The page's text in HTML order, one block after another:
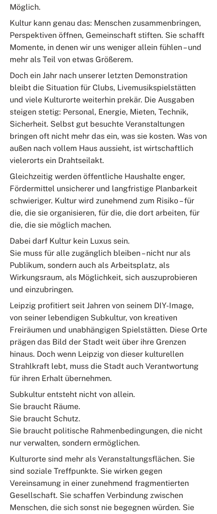
Möglich.
Kultur kann genau das: Menschen zusammenbringen,
Perspektiven öffnen, Gemeinschaft stiften. Sie schafft
Momente, in denen wir uns weniger allein fühlen – und
mehr als Teil von etwas Größerem.
Doch ein Jahr nach unserer letzten Demonstration
bleibt die Situation für Clubs, Livemusikspielstätten
und viele Kulturorte weiterhin prekär. Die Ausgaben
steigen stetig: Personal, Energie, Mieten, Technik,
Sicherheit. Selbst gut besuchte Veranstaltungen
bringen oft nicht mehr das ein, was sie kosten. Was von
außen nach vollem Haus aussieht, ist wirtschaftlich
vielerorts ein Drahtseilakt.
Gleichzeitig werden öffentliche Haushalte enger,
Fördermittel unsicherer und langfristige Planbarkeit
schwieriger. Kultur wird zunehmend zum Risiko – für
die, die sie organisieren, für die, die dort arbeiten, für
die, die sie möglich machen.
Dabei darf Kultur kein Luxus sein.
Sie muss für alle zugänglich bleiben – nicht nur als
Publikum, sondern auch als Arbeitsplatz, als
Wirkungsraum, als Möglichkeit, sich auszuprobieren
und einzubringen.
Leipzig profitiert seit Jahren von seinem DIY-Image,
von seiner lebendigen Subkultur, von kreativen
Freiräumen und unabhängigen Spielstätten. Diese Orte
prägen das Bild der Stadt weit über ihre Grenzen
hinaus. Doch wenn Leipzig von dieser kulturellen
Strahlkraft lebt, muss die Stadt auch Verantwortung
für ihren Erhalt übernehmen.
Subkultur entsteht nicht von allein.
Sie braucht Räume.
Sie braucht Schutz.
Sie braucht politische Rahmenbedingungen, die nicht
nur verwalten, sondern ermöglichen.
Kulturorte sind mehr als Veranstaltungsflächen. Sie
sind soziale Treffpunkte. Sie wirken gegen
Vereinsamung in einer zunehmend fragmentierten
Gesellschaft. Sie schaffen Verbindung zwischen
Menschen, die sich sonst nie begegnen würden. Sie